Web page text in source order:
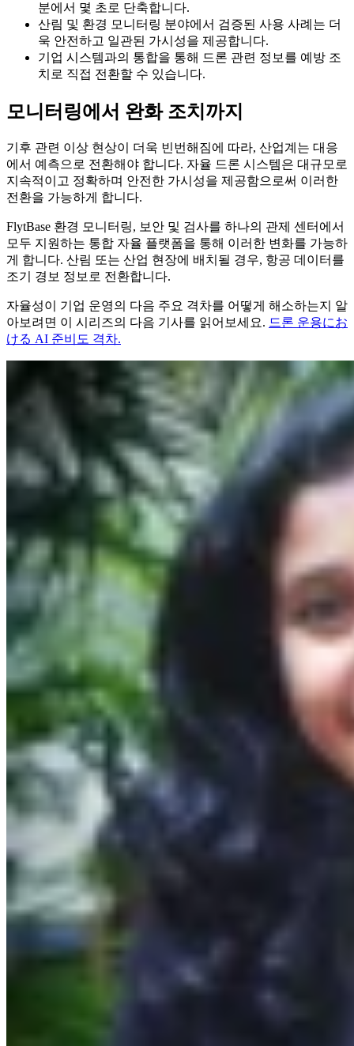
분에서 몇 초로 단축합니다.
산림 및 환경 모니터링 분야에서 검증된 사용 사례는 더
욱 안전하고 일관된 가시성을 제공합니다.
기업 시스템과의 통합을 통해 드론 관련 정보를 예방 조
치로 직접 전환할 수 있습니다.
모니터링에서 완화 조치까지
기후 관련 이상 현상이 더욱 빈번해짐에 따라, 산업계는 대응
에서 예측으로 전환해야 합니다. 자율 드론 시스템은 대규모로
지속적이고 정확하며 안전한 가시성을 제공함으로써 이러한
전환을 가능하게 합니다.
FlytBase 환경 모니터링, 보안 및 검사를 하나의 관제 센터에서
모두 지원하는 통합 자율 플랫폼을 통해 이러한 변화를 가능하
게 합니다. 산림 또는 산업 현장에 배치될 경우, 항공 데이터를
조기 경보 정보로 전환합니다.
자율성이 기업 운영의 다음 주요 격차를 어떻게 해소하는지 알
아보려면 이 시리즈의 다음 기사를 읽어보세요. 드론 운용にお
ける AI 준비도 격차.